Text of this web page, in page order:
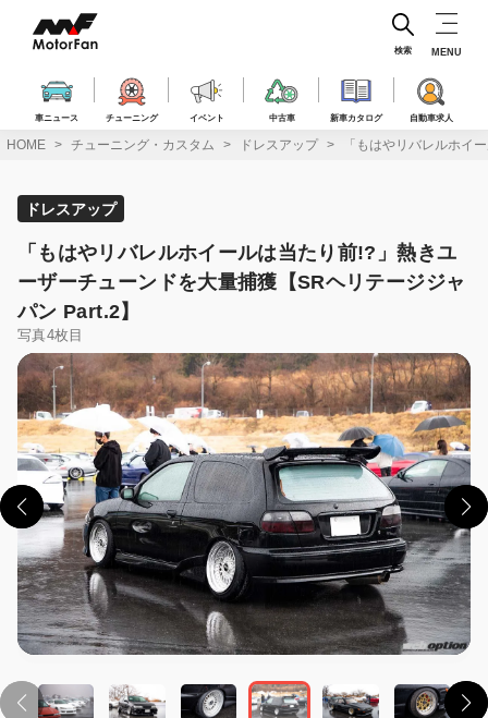
ス
車ニュース チューニング イベント 中古車 新車カタログ 自動車求人
検索 MENU
HOME チューニング・カスタム ドレスアップ 「もはやリバレルホイ
ドレスアップ
「もはやリバレルホイールは当たり前!?」熱きユ
ーザーチューンドを大量捕獲【SRヘリテージジャ
パン Part.2】
写真4枚目
この画像の記事を読む